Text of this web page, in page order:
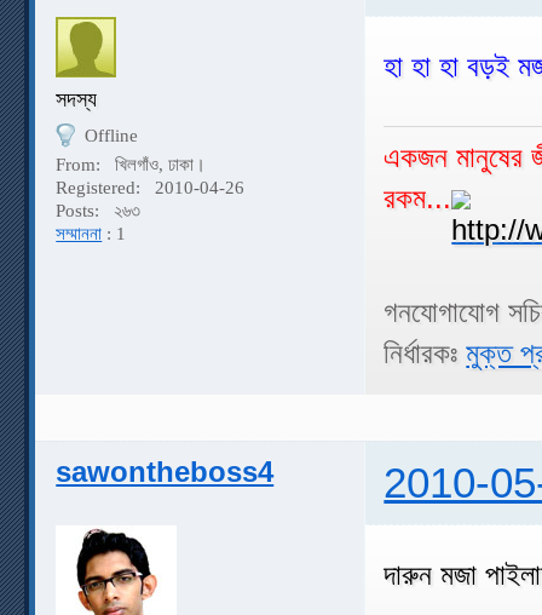
সদস্য
Offline
From:
খিলগাঁও, ঢাকা।
Registered:
2010-04-26
Posts:
২৬৩
সম্মাননা : 1
হা হা হা বড়ই
একজন মানুষের
রকম...
গনযোগাযোগ
নির্ধারকঃমুক্ত
sawontheboss4 2010-
দারুন মজা